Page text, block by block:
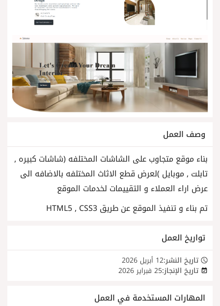
وصف العمل
بناء موقع متجاوب على الشاشات المختلفه (شاشات كبيره ,
تابلت , موبايل )لعرض قطع الاثاث المختلفه بالاضافه الى
عرض اراء العملاء و التقييمات لخدمات الموقع
تم بناء و تنفيذ الموقع عن طريق HTML5 , CSS3
تواريخ العمل
تاريخ النشر:12 أبريل 2026
تاريخ الإنجاز:25 فبراير 2026
المهارات المستخدمة في العمل